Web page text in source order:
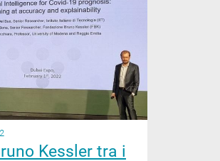
Kessler tra i